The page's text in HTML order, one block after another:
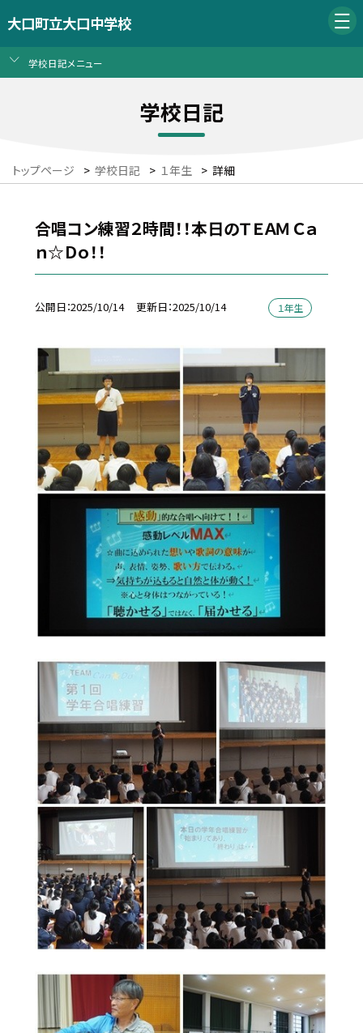
大口町立大口中学校
学校日記メニュー
学校日記
トップページ > 学校日記 > １年生 > 詳細
合唱コン練習２時間！！本日のＴＥＡＭ Ｃａ
ｎ☆Ｄｏ！！
公開日 2025/10/14 更新日 2025/10/14 １年生